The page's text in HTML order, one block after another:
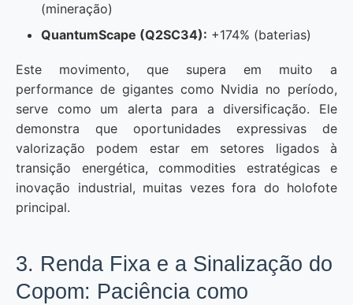
(mineração)
QuantumScape (Q2SC34): +174% (baterias)
Este movimento, que supera em muito a
performance de gigantes como Nvidia no período,
serve como um alerta para a diversificação. Ele
demonstra que oportunidades expressivas de
valorização podem estar em setores ligados à
transição energética, commodities estratégicas e
inovação industrial, muitas vezes fora do holofote
principal.
3. Renda Fixa e a Sinalização do
Copom: Paciência como